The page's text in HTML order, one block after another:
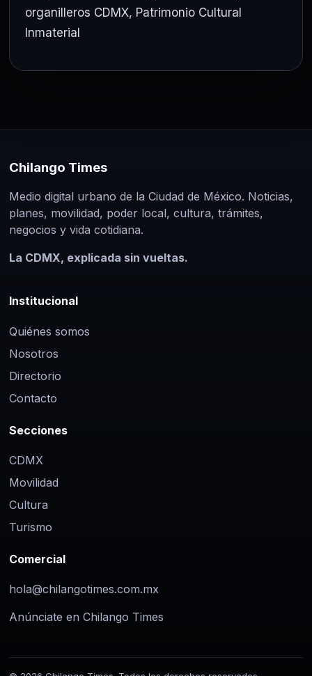
organilleros CDMX, Patrimonio Cultural
Inmaterial
Chilango Times
Medio digital urbano de la Ciudad de México. Noticias,
planes, movilidad, poder local, cultura, trámites,
negocios y vida cotidiana.
La CDMX, explicada sin vueltas.
Institucional
Quiénes somos
Nosotros
Directorio
Contacto
Secciones
CDMX
Movilidad
Cultura
Turismo
Comercial
hola@chilangotimes.com.mx
Anúnciate en Chilango Times